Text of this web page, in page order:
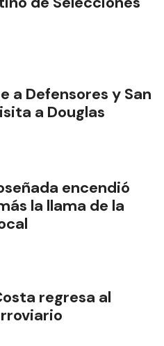
a Defensores y San
a Douglas
encendió
la llama de la
regresa al